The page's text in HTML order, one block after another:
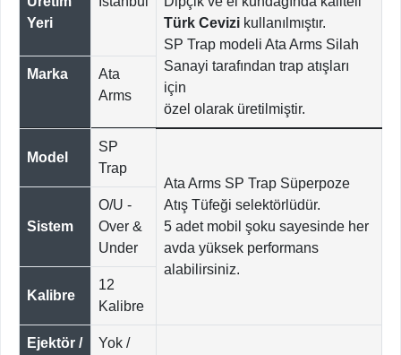
Yeri
Türk Cevizi kullanılmıştır.
SP Trap modeli Ata Arms Silah
Sanayi tarafından trap atışları
için
özel olarak üretilmiştir.
Marka
Ata
Arms
Model
SP
Trap
Ata Arms SP Trap Süperpoze
Atış Tüfeği selektörlüdür.
5 adet mobil şoku sayesinde her
avda yüksek performans
alabilirsiniz.
Sistem
O/U -
Over &
Under
Kalibre
12
Kalibre
Ejektör /
Yok /